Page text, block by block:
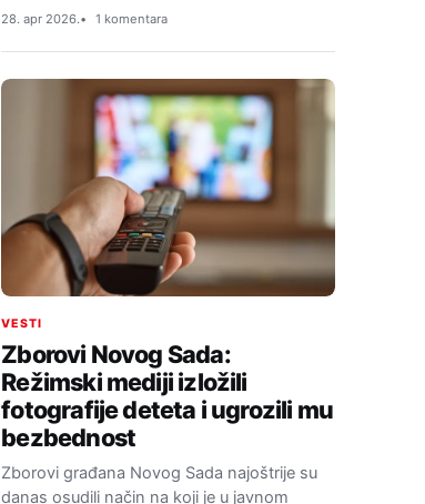
28. apr 2026. 1 komentara
VESTI
Zborovi Novog Sada:
Režimski mediji izložili
fotografije deteta i ugrozili mu
bezbednost
Zborovi građana Novog Sada najoštrije su
danas osudili način na koji je u javnom